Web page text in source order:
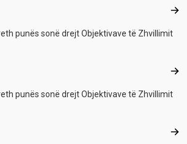
punës sonë drejt Objektivave të Zhvillimit
punës sonë drejt Objektivave të Zhvillimit